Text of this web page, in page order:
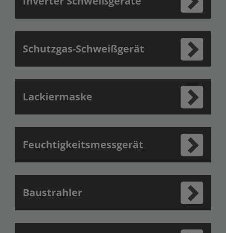
Schutzgas-Schweißgerät
Lackiermaske
Feuchtigkeitsmessgerät
Baustrahler